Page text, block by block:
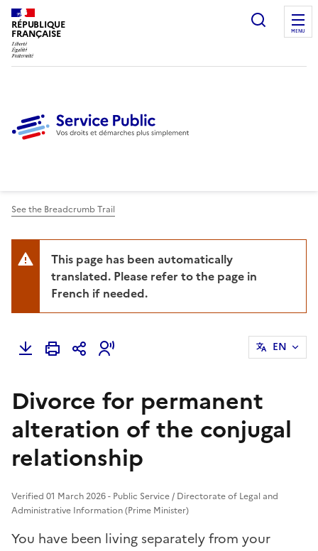
RÉPUBLIQUE
FRANÇAISE
Ouvrir
MENU
See the Breadcrumb Trail
This page has been automatically
translated. Please refer to the page in
French if needed.
EN
Divorce for permanent
alteration of the conjugal
relationship
Verified 01 March 2026 - Public Service / Directorate of Legal and
Administrative Information (Prime Minister)
You have been living separately from your